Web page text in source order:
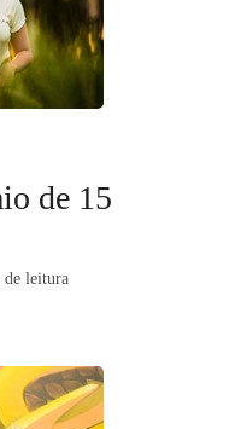
de 15
de leitura